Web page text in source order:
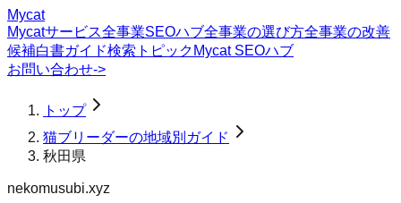
Mycat
Mycatサービス全事業SEOハブ全事業の選び方全事業の改善
候補白書ガイド検索トピック Mycat SEOハブ
お問い合わせ->
トップ
猫ブリーダーの地域別ガイド
秋田県
nekomusubi.xyz